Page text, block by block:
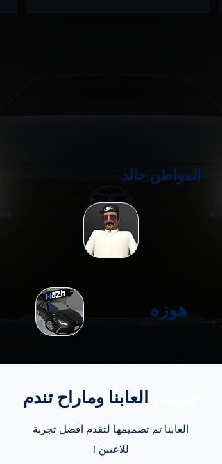
المواطن خالد
هوزه
العابنا وماراح تندم
العابنا تم تصميمها لتقدم افضل تجربة
للاعبين !